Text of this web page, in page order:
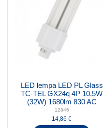
LED lempa LED PL Glass
TC-TEL GX24q 4P 10.5W
(32W) 1680lm 830 AC
12846
14,86 €